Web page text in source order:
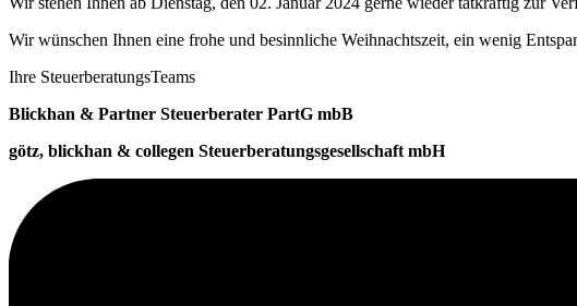
Wir wünschen Ihnen eine frohe und besinnliche Weihnachtszeit, ein wenig
Ihre SteuerberatungsTeams
Blickhan & Partner Steuerberater PartG mbB
götz, blickhan & collegen Steuerberatungsgesellschaft mbH